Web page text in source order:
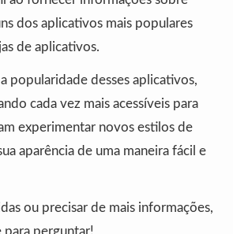
dos aplicativos mais populares
de aplicativos.
popularidade desses aplicativos,
cada vez mais acessíveis para
experimentar novos estilos de
aparência de uma maneira fácil e
ou precisar de mais informações,